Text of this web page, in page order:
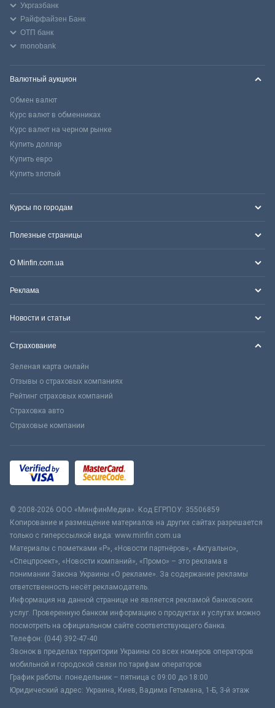
Укргазбанк
Райффайзен Банк
ОТП банк
monobank
Валютный аукцион
Обмен валют
Курс валют в обменниках
Курс валют на черном рынке
Купить доллар
Купить евро
Купить злотый
Курсы по городам
Полезные страницы
О Minfin.com.ua
Реклама
Новости и статьи
Страхование
Зеленая карта онлайн
Отзывы о страховых компаниях
Рейтинг страховых компаний
Страховка авто
Страховые компании
© 2008-2026 ООО «МинфинМедиа». Код ЕГРПОУ: 35506859
Копирование и размещение материалов на других сайтах разрешается
только с гиперссылкой вида: www.minfin.com.ua
Материалы с пометками «Р», «Новости партнёров», «Актуально»,
«Спецпроект», «Новости компаний», «Промо» – это реклама в
понимании Закона Украины «О рекламе». За содержание рекламы
ответственность несёт рекламодатель.
Информация на данной странице не является рекламой банковских
услуг. Проверенную банком информацию о продуктах и услугах можно
посмотреть на официальном сайте соответствующего банка.
Телефон: (044) 392-47-40
Звонок в пределах территории Украины со всех номеров операторов
мобильной и городской связи по тарифам операторов
График работы: понедельник – пятница с 09:00 до 18:00
Юридический адрес: Украина, Киев, Вадима Гетьмана, 1-Б, 3-й этаж